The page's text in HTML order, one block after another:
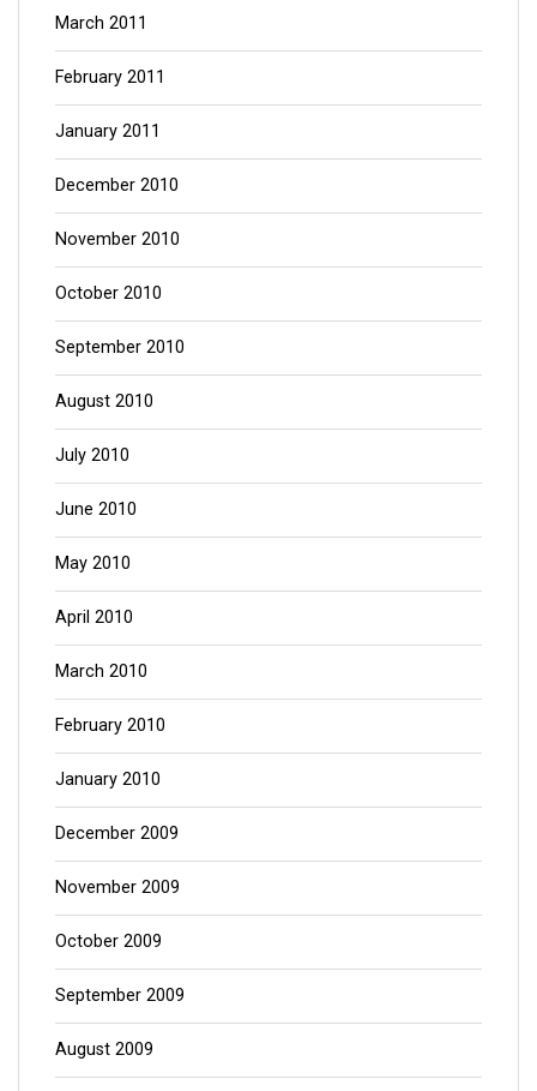
March 2011
February 2011
January 2011
December 2010
November 2010
October 2010
September 2010
August 2010
July 2010
June 2010
May 2010
April 2010
March 2010
February 2010
January 2010
December 2009
November 2009
October 2009
September 2009
August 2009